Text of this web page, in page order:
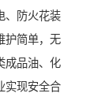
、防火花装
护简单，无
成品油、化
实现安全合